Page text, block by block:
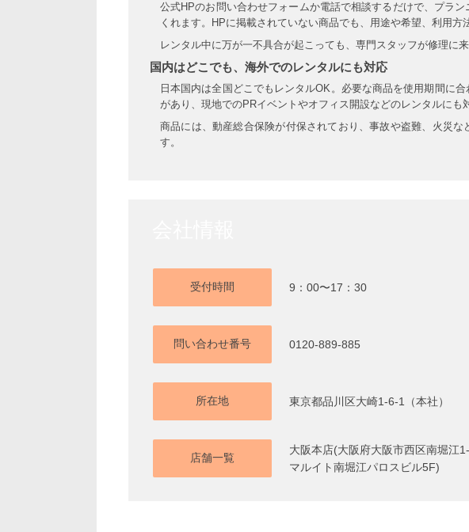
公式HPのお問い合わせフォームか電話で相談するだけで、プラ
くれます。HPに掲載されていない商品でも、用途や希望、利用方
レンタル中に万が一不具合が起こっても、専門スタッフが修理に
国内はどこでも、海外でのレンタルにも対応
日本国内は全国どこでもレンタルOK。必要な商品を使用期間に
があり、現地でのPRイベントやオフィス開設などのレンタルにも
商品には、動産総合保険が付保されており、事故や盗難、火災
す。
受付時間 9：00〜17：30
問い合わせ番号 0120-889-885
所在地 東京都品川区大崎1-6-1（本社）
店舗一覧
大阪本店(大阪府大阪市西区南堀江
マルイト南堀江パロスビル5F)